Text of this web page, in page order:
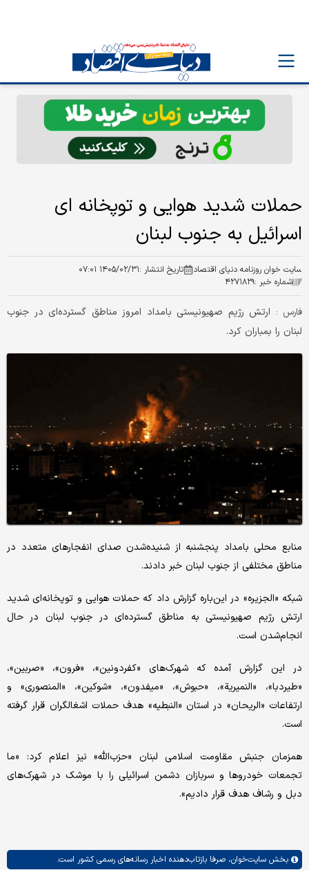
حملات شدید هوایی و توپخانه ای
اسرائیل به جنوب لبنان
سایت خوان روزنامه دنیای اقتصاد تاریخ انتشار :۱۴۰۵/۰۲/۳۱ ۰۷:۰۱
شماره خبر :۴۲۷۱۸۲۹
فارس : ارتش رژیم صهیونیستی بامداد امروز مناطق گسترده‌ای در جنوب
لبنان را بمباران کرد.
منابع محلی بامداد پنجشنبه از شنیده‌شدن صدای انفجارهای متعدد در
مناطق مختلفی از جنوب لبنان خبر دادند.
شبکه «الجزیره» در این‌باره گزارش داد که حملات هوایی و توپخانه‌ای شدید
ارتش رژیم صهیونیستی به مناطق گسترده‌ای در جنوب لبنان در حال
انجام‌شدن است.
در این گزارش آمده که شهرک‌های «کفردونین»، «فرون»، «صربین»،
«طیردبا»، «النمیریة»، «حبوش»، «میفدون»، «شوکین»، «المنصوری» و
ارتفاعات «الریحان» در استان «النبطیه» هدف حملات اشغالگران قرار گرفته
است.
همزمان جنبش مقاومت اسلامی لبنان «حزب‌الله» نیز اعلام کرد: «ما
تجمعات خودروها و سربازان دشمن اسرائیلی را با موشک در شهرک‌های
دبل و رشاف هدف قرار دادیم».
بخش سایت‌خوان، صرفا بازتاب‌دهنده اخبار رسانه‌های رسمی کشور است.